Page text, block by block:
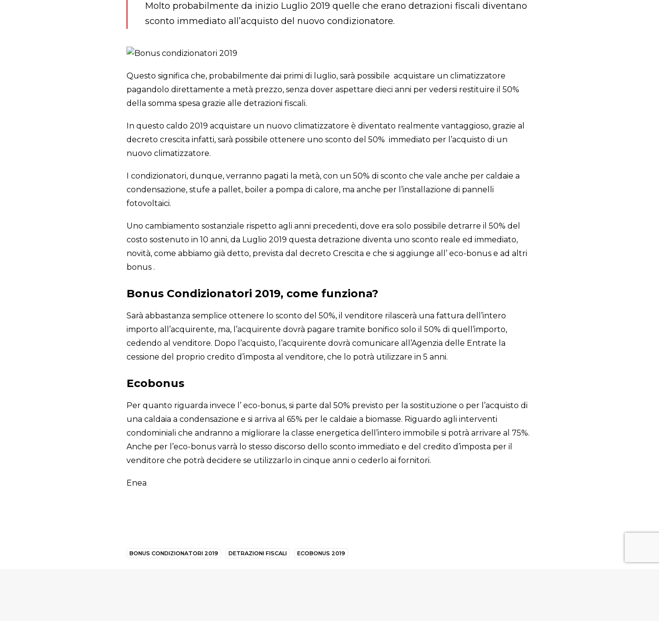
Molto probabilmente da inizio Luglio 2019 quelle che erano detrazioni fiscali diventano
sconto immediato all’acquisto del nuovo condizionatore.
Questo significa che, probabilmente dai primi di luglio, sarà possibile acquistare un climatizzatore
pagandolo direttamente a metà prezzo, senza dover aspettare dieci anni per vedersi restituire il 50%
della somma spesa grazie alle detrazioni fiscali.
In questo caldo 2019 acquistare un nuovo climatizzatore è diventato realmente vantaggioso, grazie al
decreto crescita infatti, sarà possibile ottenere uno sconto del 50% immediato per l’acquisto di un
nuovo climatizzatore.
I condizionatori, dunque, verranno pagati la metà, con un 50% di sconto che vale anche per caldaie a
condensazione, stufe a pallet, boiler a pompa di calore, ma anche per l’installazione di pannelli
fotovoltaici.
Uno cambiamento sostanziale rispetto agli anni precedenti, dove era solo possibile detrarre il 50% del
costo sostenuto in 10 anni, da Luglio 2019 questa detrazione diventa uno sconto reale ed immediato,
novità, come abbiamo già detto, prevista dal decreto Crescita e che si aggiunge all’ eco-bonus e ad altri
bonus .
Bonus Condizionatori 2019, come funziona?
Sarà abbastanza semplice ottenere lo sconto del 50%, il venditore rilascerà una fattura dell’intero
importo all’acquirente, ma, l’acquirente dovrà pagare tramite bonifico solo il 50% di quell’importo,
cedendo al venditore. Dopo l’acquisto, l’acquirente dovrà comunicare all’Agenzia delle Entrate la
cessione del proprio credito d’imposta al venditore, che lo potrà utilizzare in 5 anni.
Ecobonus
Per quanto riguarda invece l’ eco-bonus, si parte dal 50% previsto per la sostituzione o per l’acquisto di
una caldaia a condensazione e si arriva al 65% per le caldaie a biomasse. Riguardo agli interventi
condominiali che andranno a migliorare la classe energetica dell’intero immobile si potrà arrivare al 75%.
Anche per l’eco-bonus varrà lo stesso discorso dello sconto immediato e del credito d’imposta per il
venditore che potrà decidere se utilizzarlo in cinque anni o cederlo ai fornitori.
Enea
BONUS CONDIZIONATORI 2019 DETRAZIONI FISCALI ECOBONUS 2019